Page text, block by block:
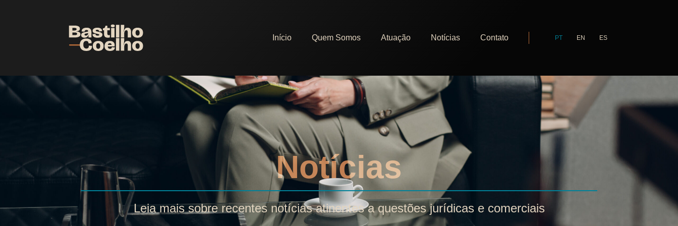
Início Quem Somos Atuação Notícias Contato PT EN ES
Notícias
Leia mais sobre recentes notícias atinentes a questões jurídicas e comerciais